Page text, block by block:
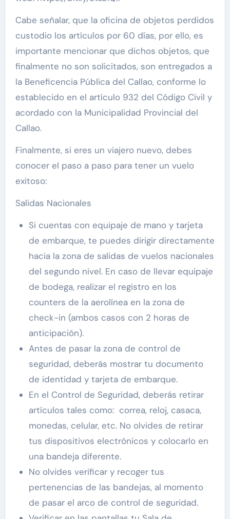
Cabe señalar, que la oficina de objetos perdidos
custodio los artículos por 60 días, por ello, es
importante mencionar que dichos objetos, que
finalmente no son solicitados, son entregados a
la Beneficencia Pública del Callao, conforme lo
establecido en el artículo 932 del Código Civil y
acordado con la Municipalidad Provincial del
Callao.
Finalmente, si eres un viajero nuevo, debes
conocer el paso a paso para tener un vuelo
exitoso:
Salidas Nacionales
Si cuentas con equipaje de mano y tarjeta
de embarque, te puedes dirigir directamente
hacia la zona de salidas de vuelos nacionales
del segundo nivel. En caso de llevar equipaje
de bodega, realizar el registro en los
counters de la aerolínea en la zona de
check-in (ambos casos con 2 horas de
anticipación).
Antes de pasar la zona de control de
seguridad, deberás mostrar tu documento
de identidad y tarjeta de embarque.
En el Control de Seguridad, deberás retirar
artículos tales como: correa, reloj, casaca,
monedas, celular, etc. No olvides de retirar
tus dispositivos electrónicos y colocarlo en
una bandeja diferente.
No olvides verificar y recoger tus
pertenencias de las bandejas, al momento
de pasar el arco de control de seguridad.